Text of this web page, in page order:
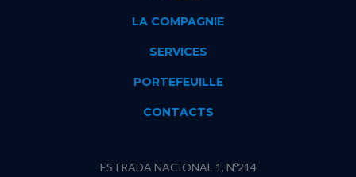
LA COMPAGNIE
SERVICES
PORTEFEUILLE
CONTACTS
ESTRADA NACIONAL 1, Nº214